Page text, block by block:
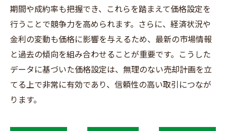
期間や成約率も把握でき、これらを踏まえて価格設定を
行うことで競争力を高められます。さらに、経済状況や
金利の変動も価格に影響を与えるため、最新の市場情報
と過去の傾向を組み合わせることが重要です。こうした
データに基づいた価格設定は、無理のない売却計画を立
てる上で非常に有効であり、信頼性の高い取引につなが
ります。